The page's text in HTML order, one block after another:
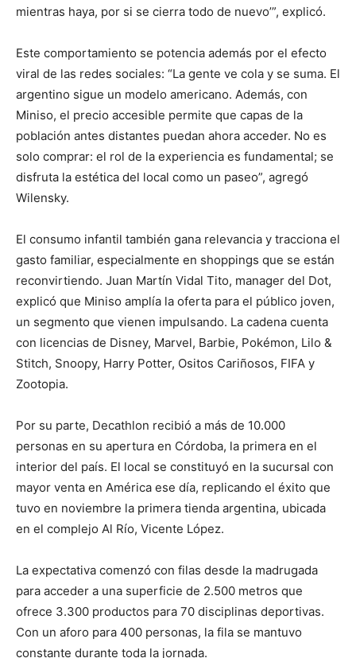
mientras haya, por si se cierra todo de nuevo’”, explicó.
Este comportamiento se potencia además por el efecto
viral de las redes sociales: “La gente ve cola y se suma. El
argentino sigue un modelo americano. Además, con
Miniso, el precio accesible permite que capas de la
población antes distantes puedan ahora acceder. No es
solo comprar: el rol de la experiencia es fundamental; se
disfruta la estética del local como un paseo”, agregó
Wilensky.
El consumo infantil también gana relevancia y tracciona el
gasto familiar, especialmente en shoppings que se están
reconvirtiendo. Juan Martín Vidal Tito, manager del Dot,
explicó que Miniso amplía la oferta para el público joven,
un segmento que vienen impulsando. La cadena cuenta
con licencias de Disney, Marvel, Barbie, Pokémon, Lilo &
Stitch, Snoopy, Harry Potter, Ositos Cariñosos, FIFA y
Zootopia.
Por su parte, Decathlon recibió a más de 10.000
personas en su apertura en Córdoba, la primera en el
interior del país. El local se constituyó en la sucursal con
mayor venta en América ese día, replicando el éxito que
tuvo en noviembre la primera tienda argentina, ubicada
en el complejo Al Río, Vicente López.
La expectativa comenzó con filas desde la madrugada
para acceder a una superficie de 2.500 metros que
ofrece 3.300 productos para 70 disciplinas deportivas.
Con un aforo para 400 personas, la fila se mantuvo
constante durante toda la jornada.